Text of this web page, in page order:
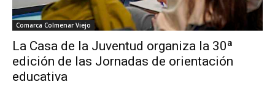
Comarca Colmenar Viejo
La Casa de la Juventud organiza la 30ª
edición de las Jornadas de orientación
educativa